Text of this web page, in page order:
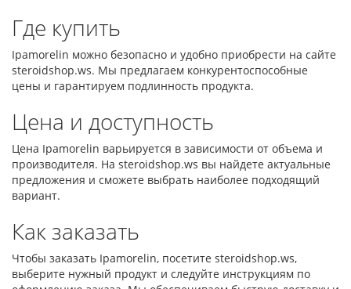
Где купить
Ipamorelin можно безопасно и удобно приобрести на сайте
steroidshop.ws. Мы предлагаем конкурентоспособные
цены и гарантируем подлинность продукта.
Цена и доступность
Цена Ipamorelin варьируется в зависимости от объема и
производителя. На steroidshop.ws вы найдете актуальные
предложения и сможете выбрать наиболее подходящий
вариант.
Как заказать
Чтобы заказать Ipamorelin, посетите steroidshop.ws,
выберите нужный продукт и следуйте инструкциям по